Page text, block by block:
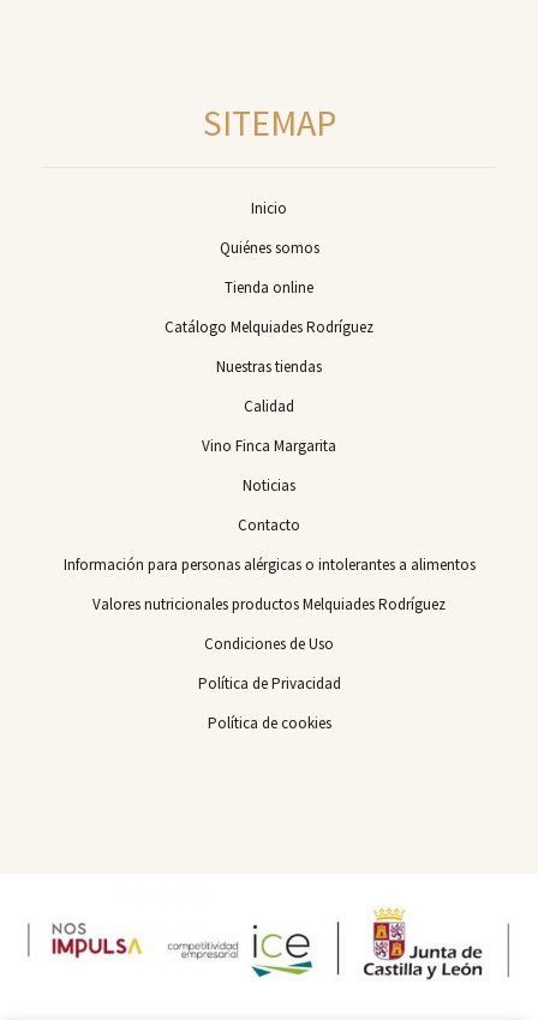
SITEMAP
Inicio
Quiénes somos
Tienda online
Catálogo Melquiades Rodríguez
Nuestras tiendas
Calidad
Vino Finca Margarita
Noticias
Contacto
Información para personas alérgicas o intolerantes a alimentos
Valores nutricionales productos Melquiades Rodríguez
Condiciones de Uso
Política de Privacidad
Política de cookies